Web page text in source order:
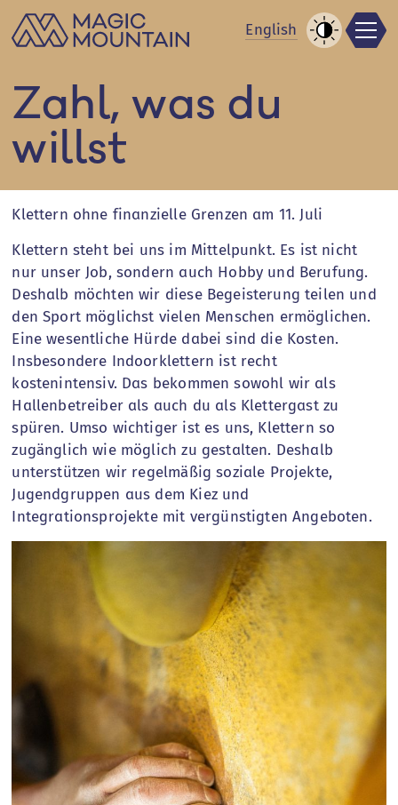
Zum
Inhalt
English
Zahl, was du
willst
Klettern ohne finanzielle Grenzen am 11. Juli
Klettern steht bei uns im Mittelpunkt. Es ist nicht
nur unser Job, sondern auch Hobby und Berufung.
Deshalb möchten wir diese Begeisterung teilen und
den Sport möglichst vielen Menschen ermöglichen.
Eine wesentliche Hürde dabei sind die Kosten.
Insbesondere Indoorklettern ist recht
kostenintensiv. Das bekommen sowohl wir als
Hallenbetreiber als auch du als Klettergast zu
spüren. Umso wichtiger ist es uns, Klettern so
zugänglich wie möglich zu gestalten. Deshalb
unterstützen wir regelmäßig soziale Projekte,
Jugendgruppen aus dem Kiez und
Integrationsprojekte mit vergünstigten Angeboten.